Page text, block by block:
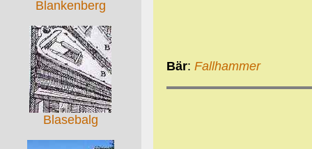
Blankenberg
Blasebalg
Bär: Fallhammer